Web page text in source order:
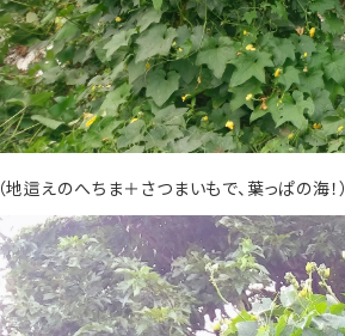
（地這えのへちま＋さつまいもで、葉っぱの海！）